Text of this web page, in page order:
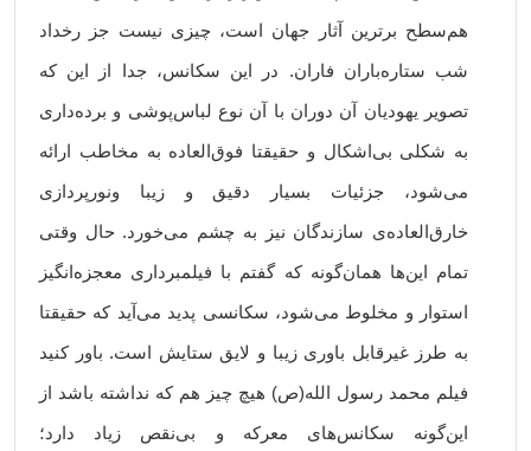
هم‌سطح برترین آثار جهان است، چیزی نیست جز رخداد
شب ستاره‌باران فاران. در این سکانس، جدا از این که
تصویر یهودیان آن دوران با آن نوع لباس‌پوشی و برده‌داری
به شکلی بی‌اشکال و حقیقتا فوق‌العاده به مخاطب ارائه
می‌شود، جزئیات بسیار دقیق و زیبا ونورپردازی
خارق‌العاده‌ی سازندگان نیز به چشم می‌خورد. حال وقتی
تمام این‌ها همان‌گونه که گفتم با فیلمبرداری معجزه‌انگیز
استوار و مخلوط می‌شود، سکانسی پدید می‌آید که حقیقتا
به طرز غیرقابل باوری زیبا و لایق ستایش است. باور کنید
فیلم محمد رسول الله(ص) هیچ چیز هم که نداشته باشد از
این‌گونه سکانس‌های معرکه و بی‌نقص زیاد دارد؛